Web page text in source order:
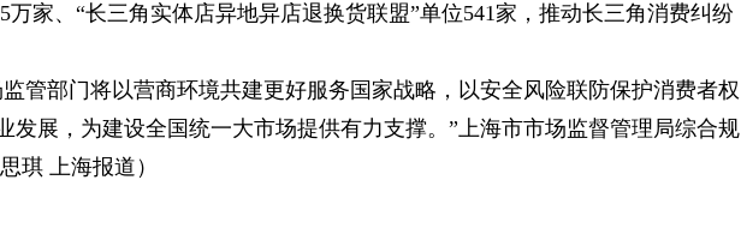
万家、“长三角实体店异地异店退换货联盟”单位541家，推动长三角消费纠纷
管部门将以营商环境共建更好服务国家战略，以安全风险联防保护消费者权
发展，为建设全国统一大市场提供有力支撑。”上海市市场监督管理局综合规
琪 上海报道）